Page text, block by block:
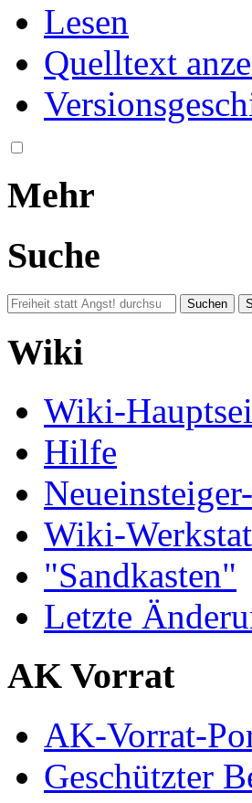
Lesen
Quelltext
Mehr
Suche
Wiki
Wiki-
Hilfe
Wiki-
"Sandkasten"
Letzte
AK Vorrat
AK-Vorrat-
Geschützter